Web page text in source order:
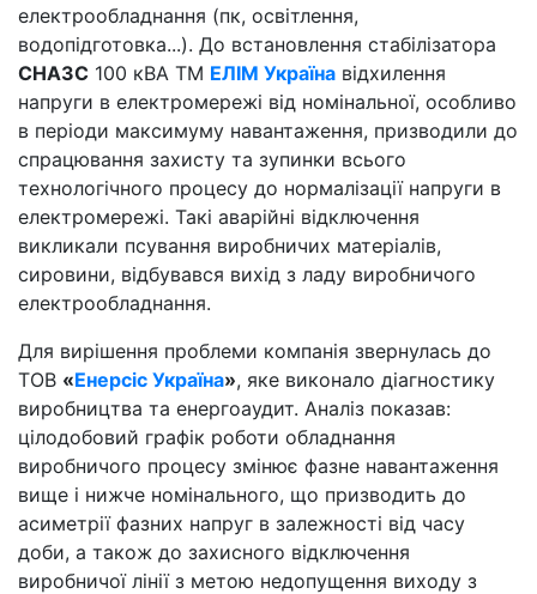
електрообладнання (пк, освітлення,
водопідготовка...). До встановлення стабілізатора
СНА3С 100 кВА TM ЕЛІМ Україна відхилення
напруги в електромережі від номінальної, особливо
в періоди максимуму навантаження, призводили до
спрацювання захисту та зупинки всього
технологічного процесу до нормалізації напруги в
електромережі. Такі аварійні відключення
викликали псування виробничих матеріалів,
сировини, відбувався вихід з ладу виробничого
електрообладнання.
Для вирішення проблеми компанія звернулась до
ТОВ «Енерсіс Україна», яке виконало діагностику
виробництва та енергоаудит. Аналіз показав:
цілодобовий графік роботи обладнання
виробничого процесу змінює фазне навантаження
вище і нижче номінального, що призводить до
асиметрії фазних напруг в залежності від часу
доби, а також до захисного відключення
виробничої лінії з метою недопущення виходу з